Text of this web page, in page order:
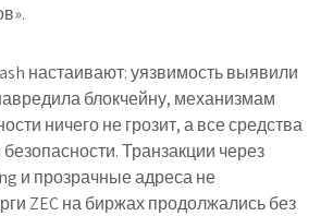
настаивают: уязвимость выявили
блокчейну, механизмам
ничего не грозит, а все средства
Транзакции через
и прозрачные адреса не
ZEC на биржах продолжались без